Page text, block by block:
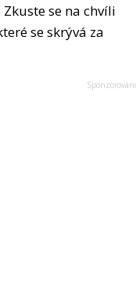
se na chvíli
se skrývá za